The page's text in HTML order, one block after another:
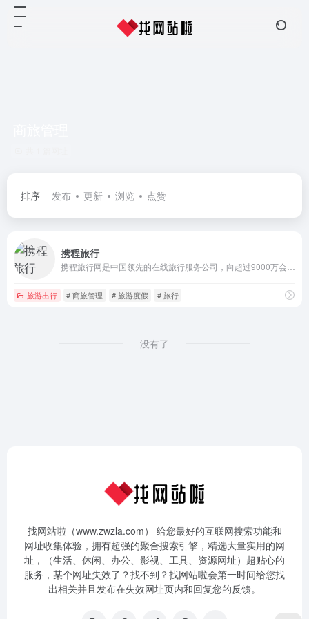
排序 发布 更新 浏览 点赞
携程旅行
旅游出行 # 商旅管理 # 旅游度假 # 旅行
没有了
找网站啦（www.zwzla.com） 给您最好的互联网搜索功能和
网址收集体验，拥有超强的聚合搜索引擎，精选大量实用的网
址，（生活、休闲、办公、影视、工具、资源网址）超贴心的
服务，某个网址失效了？找不到？找网站啦会第一时间给您找
出相关并且发布在失效网址页内和回复您的反馈。